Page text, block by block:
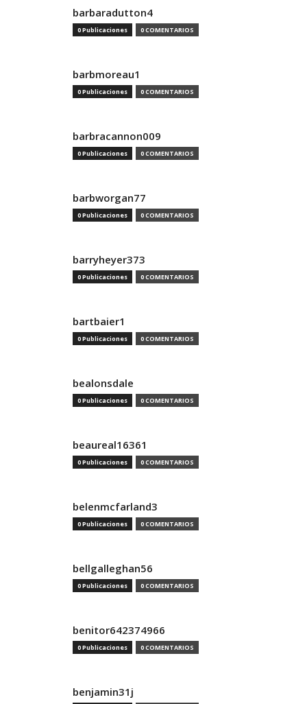
barbaradutton4
0 Publicaciones 0 COMENTARIOS
barbmoreau1
0 Publicaciones 0 COMENTARIOS
barbracannon009
0 Publicaciones 0 COMENTARIOS
barbworgan77
0 Publicaciones 0 COMENTARIOS
barryheyer373
0 Publicaciones 0 COMENTARIOS
bartbaier1
0 Publicaciones 0 COMENTARIOS
bealonsdale
0 Publicaciones 0 COMENTARIOS
beaureal16361
0 Publicaciones 0 COMENTARIOS
belenmcfarland3
0 Publicaciones 0 COMENTARIOS
bellgalleghan56
0 Publicaciones 0 COMENTARIOS
benitor642374966
0 Publicaciones 0 COMENTARIOS
benjamin31j